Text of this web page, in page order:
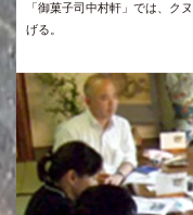
「御菓子司中村軒」では、ク
げる。